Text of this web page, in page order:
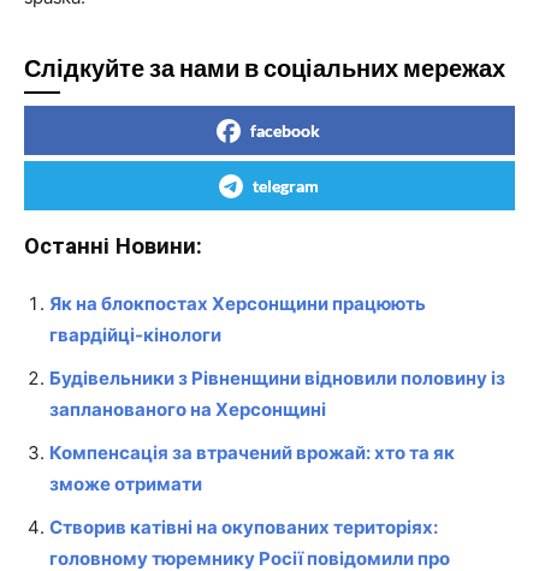
Слідкуйте за нами в соціальних мережах
facebook
telegram
Останні Новини:
Як на блокпостах Херсонщини працюють
гвардійці-кінологи
Будівельники з Рівненщини відновили половину із
запланованого на Херсонщині
Компенсація за втрачений врожай: хто та як
зможе отримати
Створив катівні на окупованих територіях:
головному тюремнику Росії повідомили про